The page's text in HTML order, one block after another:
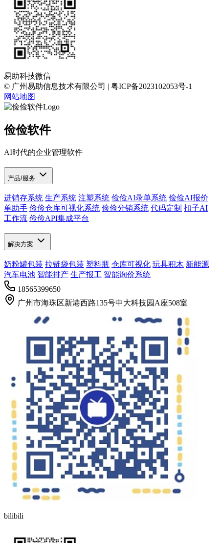
易助科技微信
© 广州易助信息技术有限公司 | 粤ICP备2023102053号-1
网站地图
俭俭软件
AI时代的企业管理软件
产品/服务
进销存系统 生产系统 注塑系统 俭俭AI录单系统 俭俭AI报价
单助手 俭俭仓库可视化系统 俭俭分销系统 代码定制 扣子AI
工作流 俭俭API集成平台
解决方案
奶粉罐包装 拉链袋包装 塑料瓶 仓库可视化 玩具积木 新能源
汽车电池 智能排产 生产报工 智能询价系统
18565399650
广州市海珠区新港西路135号中大科技园A座508室
bilibili